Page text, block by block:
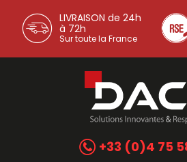
LIVRAISON de 24h
à 72h
Sur toute la France
+33 (0)4 75